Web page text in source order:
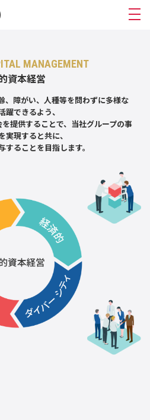
MANAGEMENT
資本経営
、障がい、人種等を問わずに多様な
躍できるよう、
提供することで、当社グループの事
実現すると共に、
することを目指します。